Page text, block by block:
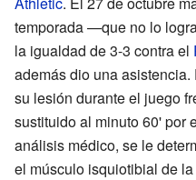
temporada —que no lo
la igualdad de 3-3 contra el
además dio una
su lesión durante el juego
sustituido al minuto 60' por
análisis médico, se le
el músculo isquiotibial de